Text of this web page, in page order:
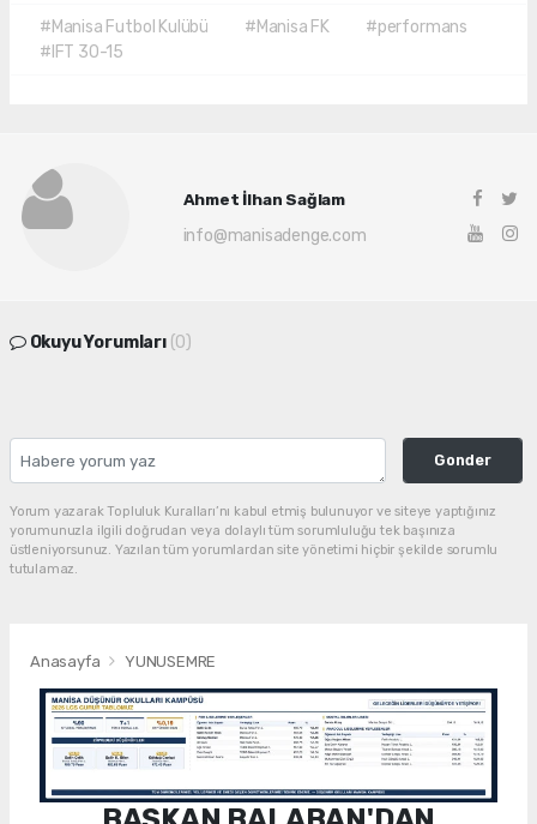
#Manisa Futbol Kulübü #Manisa FK
#performans
#IFT 30-15
Ahmet İlhan Sağlam
info@manisadenge.com
Okuyu Yorumları (0)
Gonder
Yorum yazarak Topluluk Kuralları’nı kabul etmiş bulunuyor ve siteye yaptığınız
yorumunuzla ilgili doğrudan veya dolaylı tüm sorumluluğu tek başınıza
üstleniyorsunuz. Yazılan tüm yorumlardan site yönetimi hiçbir şekilde sorumlu
tutulamaz.
Anasayfa YUNUSEMRE